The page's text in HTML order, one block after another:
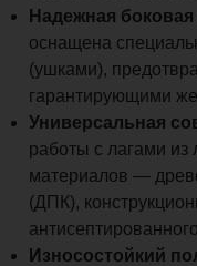
Надежная
оснащена
(ушками),
гарантирующими
Универсальная
работы с лагами
материалов —
(ДПК),
Износостойкий